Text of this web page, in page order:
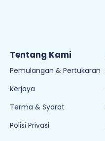
Tentang Kami
Pemulangan & Pertukaran
Kerjaya
Terma & Syarat
Polisi Privasi